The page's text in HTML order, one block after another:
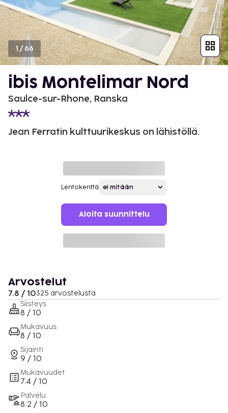
1 /66
ibis Montelimar Nord
Saulce-sur-Rhone, Ranska
Jean Ferratin kulttuurikeskus on lähistöllä.
Lentokenttä
Aloita suunnittelu
Arvostelut
7.8 / 10325 arvostelusta
Siisteys
8 / 10
Mukavuus
8 / 10
Sijainti
9 / 10
Mukavuudet
7.4 / 10
Palvelu
8.2 / 10